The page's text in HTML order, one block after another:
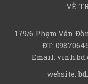
VỀ
179/6 Phạm Văn
ĐT:
Email:
website: